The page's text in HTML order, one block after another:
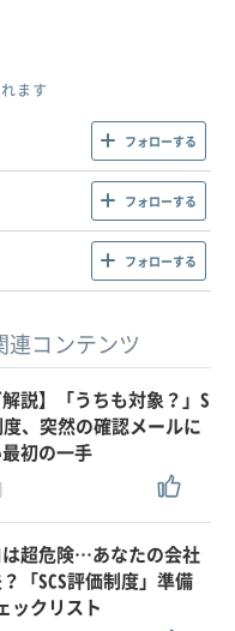
ます
フォローする
フォローする
フォローする
連コンテンツ
解説】「うちも対象？」S
度、突然の確認メールに
初の一手
超危険…あなたの会社
「SCS評価制度」準備
ックリスト